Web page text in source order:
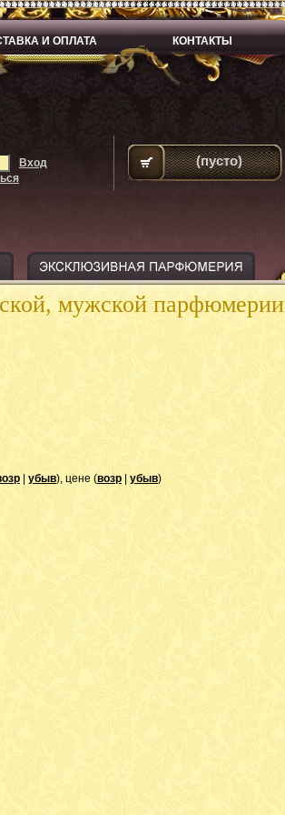
мужской парфюмерии
убыв), цене (возр убыв)
И ОПЛАТА КОНТАКТЫ
Вход
(пусто)